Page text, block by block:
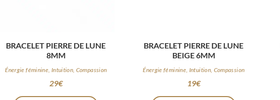
BRACELET PIERRE DE LUNE
8MM
Énergie féminine, Intuition, Compassion
29€
BRACELET PIERRE DE LUNE
BEIGE 6MM
Énergie féminine, Intuition, Compassion
19€